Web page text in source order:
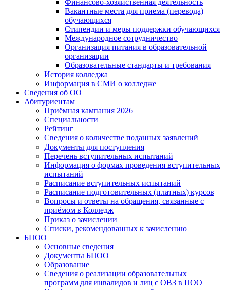
Финансово-хозяйственная деятельность
Вакантные места для приема (перевода)
обучающихся
Стипендии и меры поддержки обучающихся
Международное сотрудничество
Организация питания в образовательной
организации
Образовательные стандарты и требования
История колледжа
Информация в СМИ о колледже
Сведения об ОО
Абитуриентам
Приёмная кампания 2026
Специальности
Рейтинг
Сведения о количестве поданных заявлений
Документы для поступления
Перечень вступительных испытаний
Информация о формах проведения вступительных
испытаний
Расписание вступительных испытаний
Расписание подготовительных (платных) курсов
Вопросы и ответы на обращения, связанные с
приёмом в Колледж
Приказ о зачислении
Списки, рекомендованных к зачислению
БПОО
Основные сведения
Документы БПОО
Образование
Сведения о реализации образовательных
программ для инвалидов и лиц с ОВЗ в ПОО